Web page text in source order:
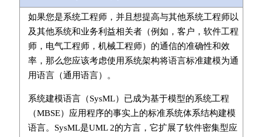
如果您是系统工程师，并且想提高与其他系统工程师以
及其他系统和业务利益相关者（例如，客户，软件工程
师，电气工程师，机械工程师）的通信的准确性和效
率，那么您应该考虑使用系统架构将语言标准建模为通
用语言（通用语言）。
系统建模语言（SysML）已成为基于模型的系统工程
（MBSE）应用程序的事实上的标准系统体系结构建模
语言。SysML是UML 2的方言，它扩展了软件密集型应